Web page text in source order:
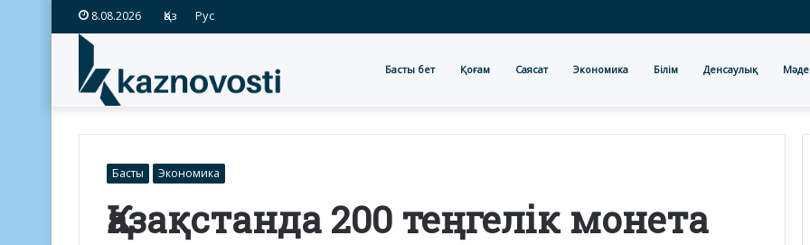
8.08.2026 Қаз Рус
Басты бет Қоғам Саясат Экономика Білім Денсаулық
Басты Экономика
Қазақстанда 200 теңгелік монета